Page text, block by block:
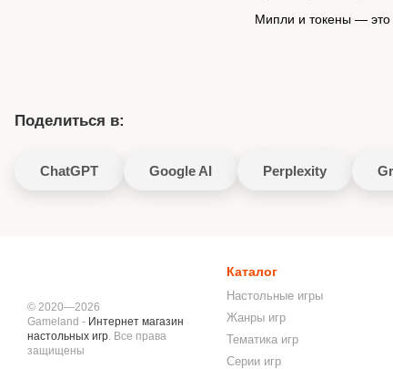
Мипли и токены — это
Поделиться в:
ChatGPT Google AI Perplexity
© 2020—2026
Gameland - Интернет магазин
настольных игр. Все права
защищены
Каталог
Настольные игры
Жанры игр
Тематика игр
Серии игр